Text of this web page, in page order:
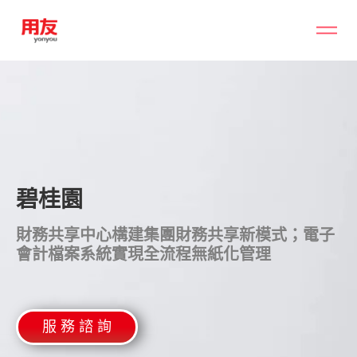
碧桂園
財務共享中心構建集團財務共享新模式；電子
會計檔案系統實現全流程無紙化管理
服 務 諮 詢